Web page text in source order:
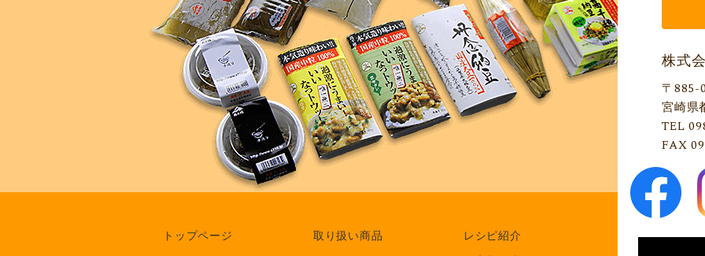
株式
〒885-
宮崎県
TEL
FAX
トップページ 取り扱い商品
レシピ紹介